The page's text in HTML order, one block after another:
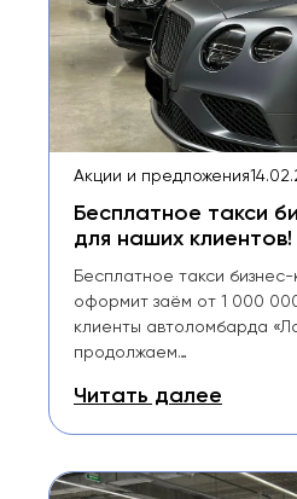
Акции и предложения
Бесплатное такси
для наших клиентов!
Бесплатное такси
оформит заём от 1 000
клиенты автоломбарда
продолжаем…
Читать далее